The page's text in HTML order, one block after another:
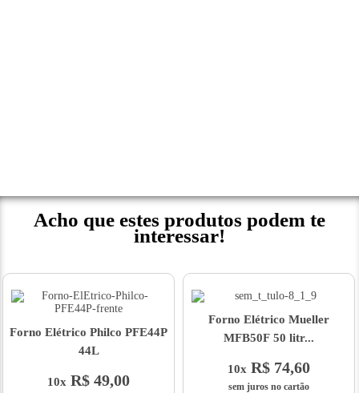
Acho que estes produtos podem te
interessar!
Forno Elétrico Philco PFE44P
44L
10x R$ 49,00
Forno Elétrico Mueller
MFB50F 50 litr...
10x R$ 74,60
sem juros no cartão